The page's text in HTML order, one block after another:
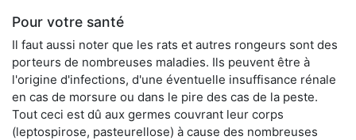
Pour votre santé
Il faut aussi noter que les rats et autres rongeurs sont des
porteurs de nombreuses maladies. Ils peuvent être à
l'origine d'infections, d'une éventuelle insuffisance rénale
en cas de morsure ou dans le pire des cas de la peste.
Tout ceci est dû aux germes couvrant leur corps
(leptospirose, pasteurellose) à cause des nombreuses